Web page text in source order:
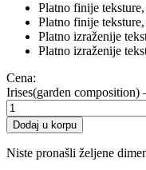
Platno finije
Platno finije
Platno izraženije
Platno izraženije
Cena:
Irises(garden
Dodaj u korpu
Niste pronašli željene